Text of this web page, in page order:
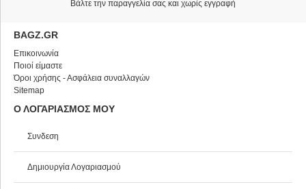
Βάλτε την παραγγελία σας και χωρίς εγγραφή
BAGZ.GR
Επικοινωνία
Ποιοί είμαστε
Όροι χρήσης - Ασφάλεια συναλλαγών
Sitemap
Ο ΛΟΓΑΡΙΑΣΜΟΣ ΜΟΥ
Συνδεση
Δημιουργία Λογαριασμού